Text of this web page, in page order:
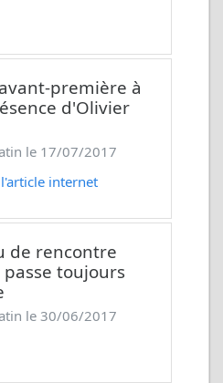
première à
d'Olivier
le 17/07/2017
internet
de rencontre
toujours
le 30/06/2017